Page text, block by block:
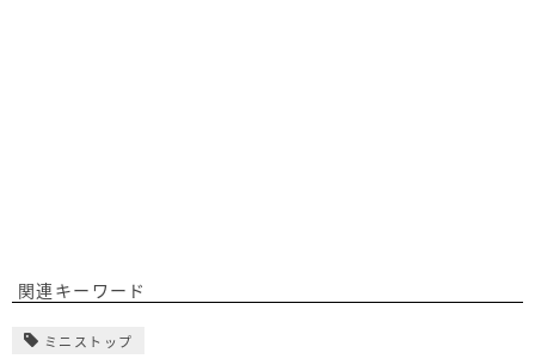
関連キーワード
ミニストップ